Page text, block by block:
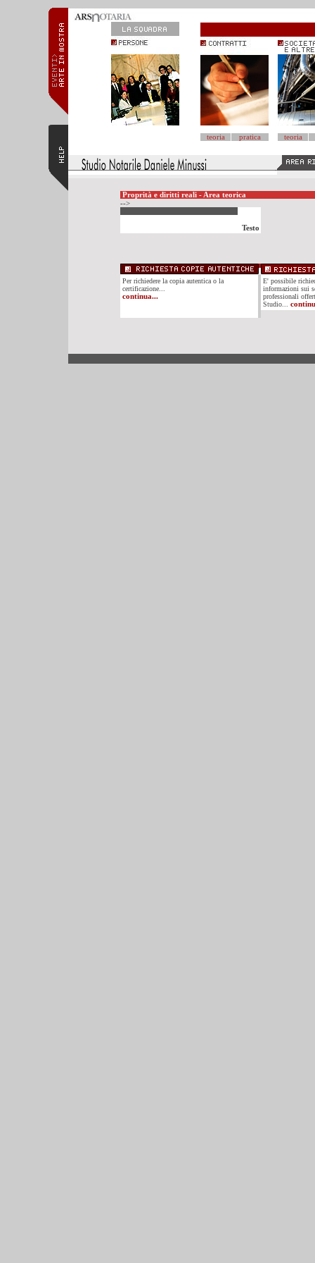
teoria pratica teoria
Proprità e diritti reali - Area teorica
-->
Testo
Per richiedere la copia autentica o la
certificazione...
continua...
E' possibile
informazioni sui
professionali
Studio...